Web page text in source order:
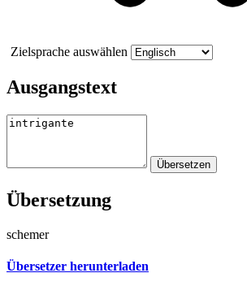
Zielsprache auswählen
Ausgangstext
Übersetzung
schemer
Übersetzer herunterladen